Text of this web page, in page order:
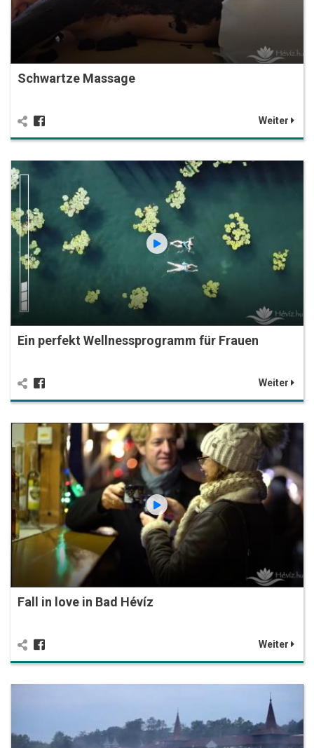
Schwartze Massage
Weiter
Ein perfekt Wellnessprogramm für Frauen
Weiter
Fall in love in Bad Hévíz
Weiter